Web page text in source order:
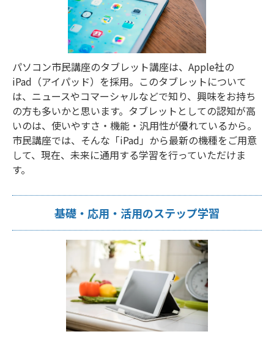
パソコン市民講座のタブレット講座は、Apple社の
iPad（アイパッド）を採用。このタブレットについて
は、ニュースやコマーシャルなどで知り、興味をお持ち
の方も多いかと思います。タブレットとしての認知が高
いのは、使いやすさ・機能・汎用性が優れているから。
市民講座では、そんな「iPad」から最新の機種をご用意
して、現在、未来に通用する学習を行っていただけま
す。
基礎・応用・活用のステップ学習